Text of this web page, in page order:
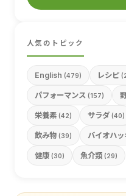
人気のトピック
English (479) レシピ
パフォーマンス (157)
栄養素 (42) サラダ (40)
飲み物 (39) バイオハ
健康 (30) 魚介類 (29)